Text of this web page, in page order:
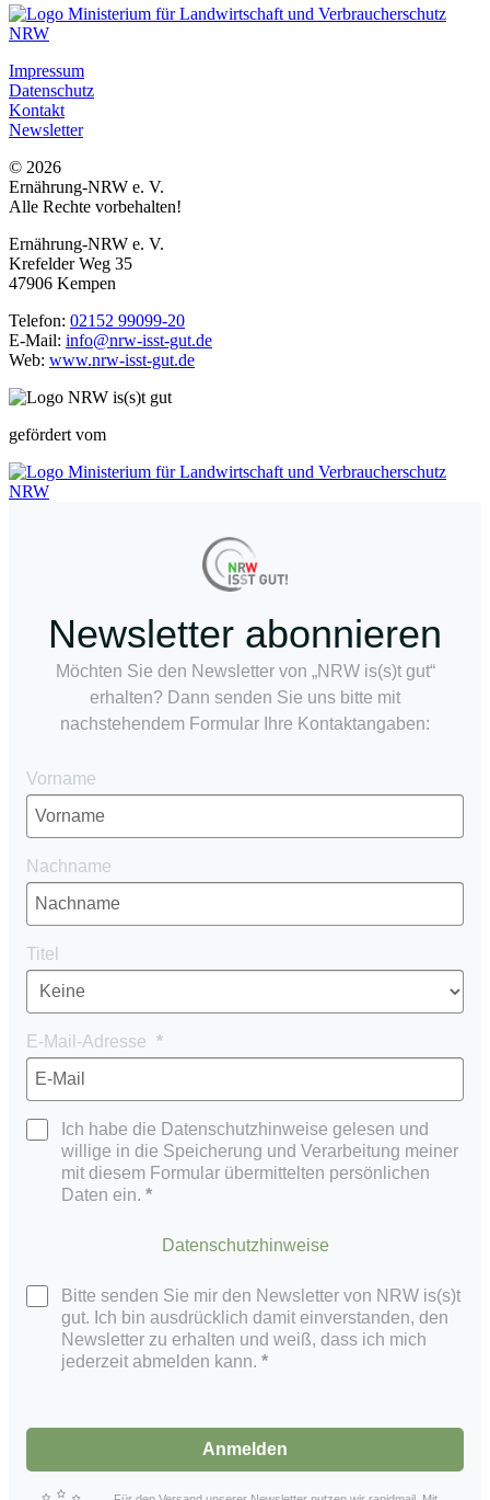
Impressum
Datenschutz
Kontakt
Newsletter
© 2026
Ernährung-NRW e. V.
Alle Rechte vorbehalten!
Ernährung-NRW e. V.
Krefelder Weg 35
47906 Kempen
Telefon: 02152 99099-20
E-Mail: info@nrw-isst-gut.de
Web: www.nrw-isst-gut.de
gefördert vom
Newsletter abonnieren
Möchten Sie den Newsletter von „NRW is(s)t gut“
erhalten? Dann senden Sie uns bitte mit
nachstehendem Formular Ihre Kontaktangaben:
Vorname
Nachname
Titel
E-Mail-Adresse
Ich habe die Datenschutzhinweise gelesen und
willige in die Speicherung und Verarbeitung meiner
mit diesem Formular übermittelten persönlichen
Daten ein.
Datenschutzhinweise
Bitte senden Sie mir den Newsletter von NRW is(s)t
gut. Ich bin ausdrücklich damit einverstanden, den
Newsletter zu erhalten und weiß, dass ich mich
jederzeit abmelden kann.
Anmelden